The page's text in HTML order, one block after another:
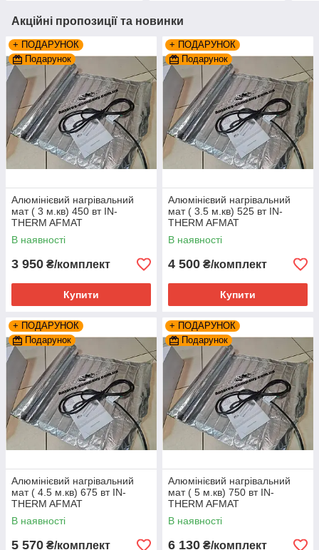
Акційні пропозиції та новинки
+ ПОДАРУНОК
Подарунок
Алюмінієвий нагрівальний
мат ( 3 м.кв) 450 вт IN-
THERM AFMAT
В наявності
3 950 ₴/комплект
Купити
+ ПОДАРУНОК
Подарунок
Алюмінієвий нагрівальний
мат ( 3.5 м.кв) 525 вт IN-
THERM AFMAT
В наявності
4 500 ₴/комплект
Купити
+ ПОДАРУНОК
Подарунок
Алюмінієвий нагрівальний
мат ( 4.5 м.кв) 675 вт IN-
THERM AFMAT
В наявності
5 570 ₴/комплект
+ ПОДАРУНОК
Подарунок
Алюмінієвий нагрівальний
мат ( 5 м.кв) 750 вт IN-
THERM AFMAT
В наявності
6 130 ₴/комплект